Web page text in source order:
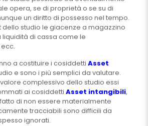
opera, se di proprietà o se su di
un diritto di possesso nel tempo.
dello studio le giacenze a magazzino
di cassa come le
a costituire i cosiddetti Asset
e sono i più semplici da valutare.
complessivo dello studio essi
ai cosiddetti Asset intangibili,
di non essere materialmente
tracciabili sono difficili da
ignorati.